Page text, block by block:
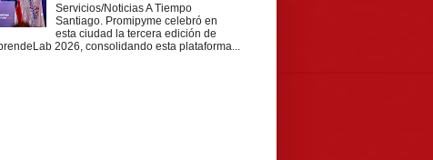
Servicios/Noticias A Tiempo
Santiago. Promipyme celebró en
esta ciudad la tercera edición de
2026, consolidando esta plataforma...